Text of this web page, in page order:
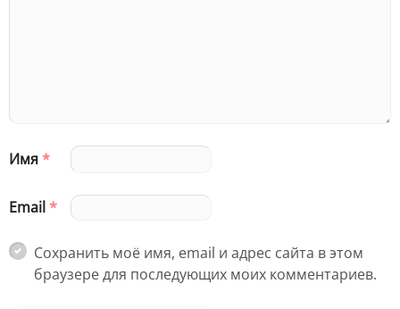
Имя*
Email*
Сохранить моё имя, email и адрес сайта в этом
браузере для последующих моих комментариев.